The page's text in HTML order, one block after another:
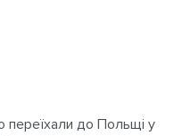
переїхали до Польщі у